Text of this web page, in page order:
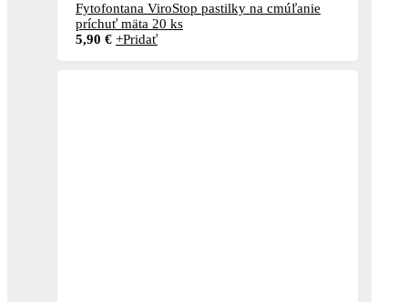
Fytofontana ViroStop pastilky na cmúľanie
príchuť mäta 20 ks
5,90 € +Pridať